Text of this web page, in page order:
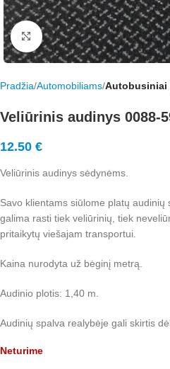
Rodyti nuotrauką visame
Pradžia Automobiliams Autobusiniai
Veliūrinis audinys 0088-
12.50 €
Veliūrinis audinys sėdynėms.
Savo klientams siūlome platų
galima rasti tiek veliūrinių, tiek
pritaikytų viešajam transportui.
Kaina nurodyta už bėginį metrą.
Audinio plotis: 1,40 m.
Audinių spalva realybėje gali skirtis
Neturime